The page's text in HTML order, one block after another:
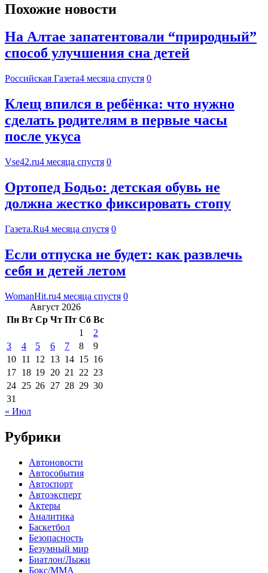
Похожие новости
На Алтае запатентовали “природный”
способ улучшения сна детей
Российская Газета4 месяца спустя 0
Клещ впился в ребёнка: что нужно
сделать родителям в первые часы
после укуса
Vse42.ru4 месяца спустя 0
Ортопед Бодьо: детская обувь не
должна жестко фиксировать стопу
Газета.Ru4 месяца спустя 0
Если отпуска не будет: как развлечь
себя и детей летом
WomanHit.ru4 месяца спустя 0
Август 2026
Пн Вт Ср Чт Пт Сб Вс
1
2
3
4 5 6 7 8
9
10 11 12 13 14 15 16
17 18 19 20 21 22 23
24 25 26 27 28 29 30
31
« Июл
Рубрики
Автоновости
Автособытия
Автоспорт
Автоэксперт
Актеры
Аналитика
Баскетбол
Безопасность
Безумный мир
Биатлон/Лыжи
Бокс/MMA